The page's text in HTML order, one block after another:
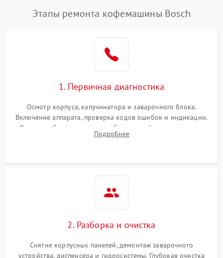
Постоянные сбои в работе 1500 ₽ Подробнее →
Этапы ремонта кофемашины Bosch
1. Первичная диагностика
Осмотр корпуса, капучинатора и заварочного блока.
Включение аппарата, проверка кодов ошибок и индикации.
Оценка работы помпы, термоблока и кофемолки на слух.
Измерение температуры и давления воды для выявления
Подробнее
2. Разборка и очистка
Снятие корпусных панелей, демонтаж заварочного
устройства, диспенсера и гидросистемы. Глубокая очистка